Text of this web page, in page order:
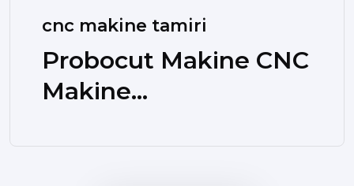
cnc makine tamiri
Probocut Makine CNC
Makine...